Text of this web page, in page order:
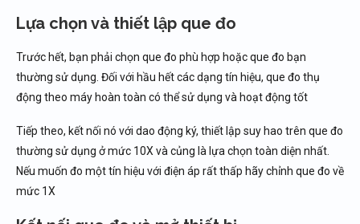
Lựa chọn và thiết lập que đo
Trước hết, bạn phải chọn que đo phù hợp hoặc que đo bạn
thường sử dụng. Đối với hầu hết các dạng tín hiệu, que đo thụ
động theo máy hoàn toàn có thể sử dụng và hoạt động tốt
Tiếp theo, kết nối nó với dao động ký, thiết lập suy hao trên que đo
thường sử dụng ở mức 10X và củng là lựa chọn toàn diện nhất.
Nếu muốn đo một tín hiệu với điện áp rất thấp hãy chỉnh que đo về
mức 1X